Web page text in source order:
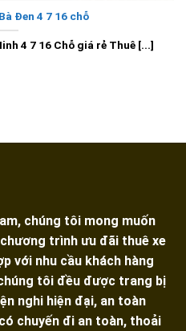
Đen 4 7 16 chỗ
4 7 16 Chỗ giá rẻ Thuê [...]
chúng tôi mong muốn
trình ưu đãi thuê xe
với nhu cầu khách hàng
tôi đều được trang bị
nghi hiện đại, an toàn
chuyến đi an toàn, thoải